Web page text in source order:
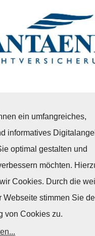
ein umfangreiches,
informatives
optimal gestalten und
möchten.
Cookies. Durch die
Webseite stimmen Sie
von Cookies zu.